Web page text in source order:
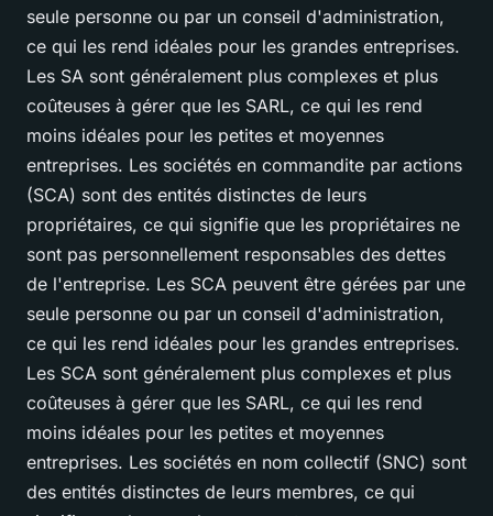
seule personne ou par un conseil d'administration,
ce qui les rend idéales pour les grandes entreprises.
Les SA sont généralement plus complexes et plus
coûteuses à gérer que les SARL, ce qui les rend
moins idéales pour les petites et moyennes
entreprises. Les sociétés en commandite par actions
(SCA) sont des entités distinctes de leurs
propriétaires, ce qui signifie que les propriétaires ne
sont pas personnellement responsables des dettes
de l'entreprise. Les SCA peuvent être gérées par une
seule personne ou par un conseil d'administration,
ce qui les rend idéales pour les grandes entreprises.
Les SCA sont généralement plus complexes et plus
coûteuses à gérer que les SARL, ce qui les rend
moins idéales pour les petites et moyennes
entreprises. Les sociétés en nom collectif (SNC) sont
des entités distinctes de leurs membres, ce qui